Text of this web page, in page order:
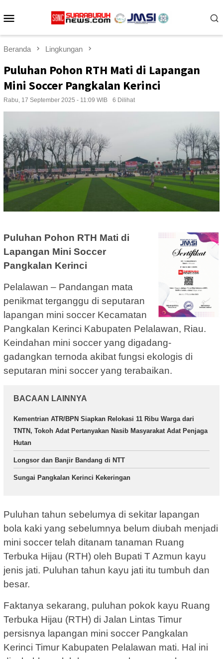
ke
Beranda Lingkungan
Puluhan Pohon RTH Mati di Lapangan
Mini Soccer Pangkalan Kerinci
Rabu, 17 September 2025 - 11:09 WIB 6 Dilihat
Puluhan Pohon RTH Mati di
Lapangan Mini Soccer
Pangkalan Kerinci
Pelalawan – Pandangan mata
penikmat terganggu di seputaran
lapangan mini soccer Kecamatan
Pangkalan Kerinci Kabupaten Pelalawan, Riau.
Keindahan mini soccer yang digadang-
gadangkan ternoda akibat fungsi ekologis di
seputaran mini soccer yang terabaikan.
BACAAN LAINNYA
Kementrian ATR/BPN Siapkan Relokasi 11 Ribu Warga dari
TNTN, Tokoh Adat Pertanyakan Nasib Masyarakat Adat Penjaga
Hutan
Longsor dan Banjir Bandang di NTT
Sungai Pangkalan Kerinci Kekeringan
Puluhan tahun sebelumya di sekitar lapangan
bola kaki yang sebelumnya belum diubah menjadi
mini soccer telah ditanam tanaman Ruang
Terbuka Hijau (RTH) oleh Bupati T Azmun kayu
jenis jati. Puluhan tahun kayu jati itu tumbuh dan
besar.
Faktanya sekarang, puluhan pokok kayu Ruang
Terbuka Hijau (RTH) di Jalan Lintas Timur
persisnya lapangan mini soccer Pangkalan
Kerinci Timur Kabupaten Pelalawan mati. Hal ini